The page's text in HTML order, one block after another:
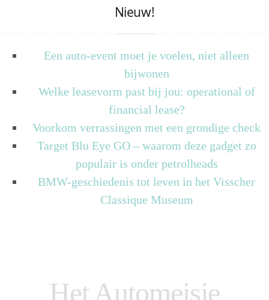
Nieuw!
Een auto-event moet je voelen, niet alleen
bijwonen
Welke leasevorm past bij jou: operational of
financial lease?
Voorkom verrassingen met een grondige check
Target Blu Eye GO – waarom deze gadget zo
populair is onder petrolheads
BMW-geschiedenis tot leven in het Visscher
Classique Museum
Het Automeisje